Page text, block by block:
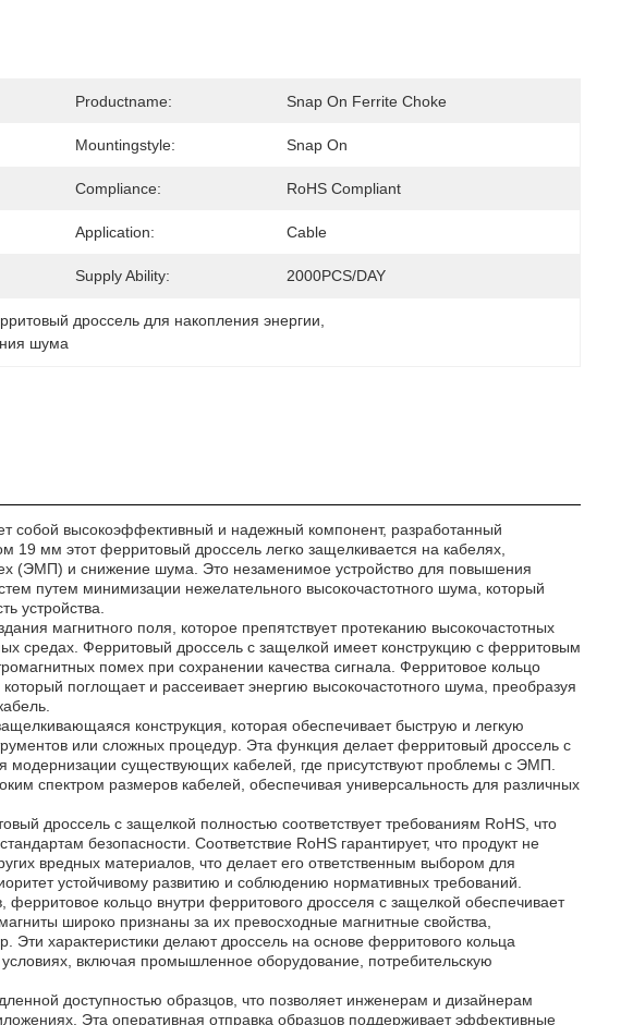
Productname: Snap On Ferrite Choke
Mountingstyle: Snap On
Compliance: RoHS Compliant
Application: Cable
Supply Ability: 2000PCS/DAY
дроссель для накопления энергии
шума
собой высокоэффективный и надежный компонент, разработанный
мм этот ферритовый дроссель легко защелкивается на кабелях,
(ЭМП) и снижение шума. Это незаменимое устройство для повышения
путем минимизации нежелательного высокочастотного шума, который
устройства.
магнитного поля, которое препятствует протеканию высокочастотных
средах. Ферритовый дроссель с защелкой имеет конструкцию с ферритовым
помех при сохранении качества сигнала. Ферритовое кольцо
поглощает и рассеивает энергию высокочастотного шума, преобразуя
конструкция, которая обеспечивает быструю и легкую
или сложных процедур. Эта функция делает ферритовый дроссель с
модернизации существующих кабелей, где присутствуют проблемы с ЭМП.
спектром размеров кабелей, обеспечивая универсальность для различных
дроссель с защелкой полностью соответствует требованиям RoHS, что
безопасности. Соответствие RoHS гарантирует, что продукт не
вредных материалов, что делает его ответственным выбором для
устойчивому развитию и соблюдению нормативных требований.
кольцо внутри ферритового дросселя с защелкой обеспечивает
широко признаны за их превосходные магнитные свойства,
Эти характеристики делают дроссель на основе ферритового кольца
включая промышленное оборудование, потребительскую
доступностью образцов, что позволяет инженерам и дизайнерам
Эта оперативная отправка образцов поддерживает эффективные